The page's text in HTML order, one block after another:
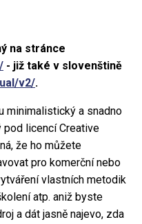
na stránce
- již také v slovenštině
v2/.
minimalistický a snadno
pod licencí Creative
že ho můžete
pro komerční nebo
vlastních metodik
atp. aniž byste
a dát jasně najevo, zda